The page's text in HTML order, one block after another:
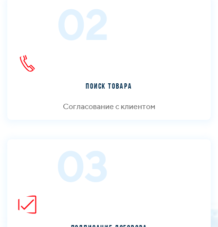
02
Поиск товара
Согласование с клиентом
03